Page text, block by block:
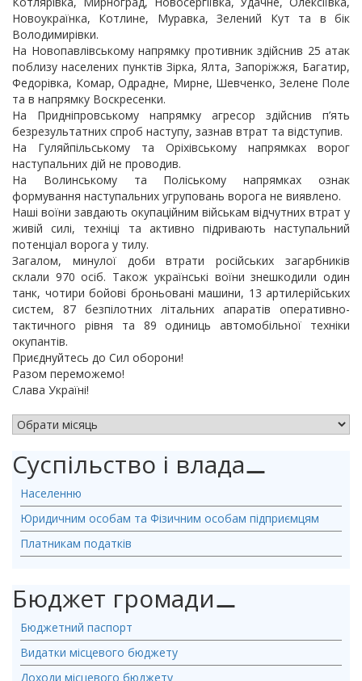
Новоукраїнка, Котлине, Муравка, Зелений Кут та в бік
Володимирівки.
На Новопавлівському напрямку противник здійснив 25 атак
поблизу населених пунктів Зірка, Ялта, Запоріжжя, Багатир,
Федорівка, Комар, Одрадне, Мирне, Шевченко, Зелене Поле
та в напрямку Воскресенки.
На Придніпровському напрямку агресор здійснив п’ять
безрезультатних спроб наступу, зазнав втрат та відступив.
На Гуляйпільському та Оріхівському напрямках ворог
наступальних дій не проводив.
На Волинському та Поліському напрямках ознак
формування наступальних угруповань ворога не виявлено.
Наші воїни завдають окупаційним військам відчутних втрат у
живій силі, техніці та активно підривають наступальний
потенціал ворога у тилу.
Загалом, минулої доби втрати російських загарбників
склали 970 осіб. Також українські воїни знешкодили один
танк, чотири бойові броньовані машини, 13 артилерійських
систем, 87 безпілотних літальних апаратів оперативно-
тактичного рівня та 89 одиниць автомобільної техніки
окупантів.
Приєднуйтесь до Сил оборони!
Разом переможемо!
Слава Україні!
Суспільство і влада⚊
Населенню
Юридичним особам та Фізичним особам підприємцям
Платникам податків
Бюджет громади⚊
Бюджетний паспорт
Видатки місцевого бюджету
Доходи місцевого бюджету